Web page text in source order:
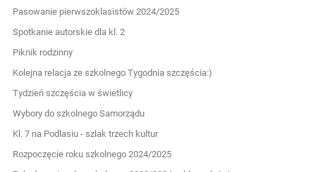
Pasowanie pierwszoklasistów 2024/2025
Spotkanie autorskie dla kl. 2
Piknik rodzinny
Kolejna relacja ze szkolnego Tygodnia szczęścia:)
Tydzień szczęścia w świetlicy
Wybory do szkolnego Samorządu
Kl. 7 na Podlasiu - szlak trzech kultur
Rozpoczęcie roku szkolnego 2024/2025